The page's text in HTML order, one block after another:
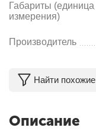
Габариты (единица
измерения)
Производитель
Найти похожие
Описание